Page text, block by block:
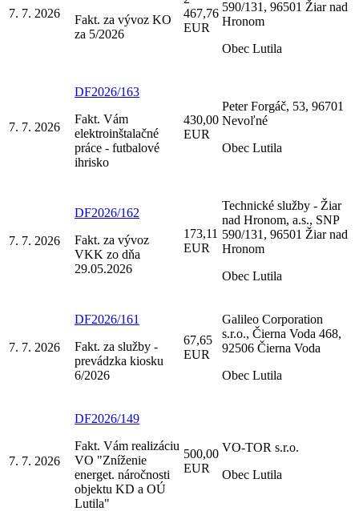
7. 7. 2026
Fakt. za vývoz KO
za 5/2026
467,76
EUR
590/131, 96501 Žiar nad
Hronom
Obec Lutila
7. 7. 2026
DF2026/163
Fakt. Vám
elektroinštalačné
práce - futbalové
ihrisko
430,00
EUR
Peter Forgáč, 53, 96701
Nevoľné
Obec Lutila
7. 7. 2026
DF2026/162
Fakt. za vývoz
VKK zo dňa
29.05.2026
173,11
EUR
Technické služby - Žiar
nad Hronom, a.s., SNP
590/131, 96501 Žiar nad
Hronom
Obec Lutila
7. 7. 2026
DF2026/161
Fakt. za služby -
prevádzka kiosku
6/2026
67,65
EUR
Galileo Corporation
s.r.o., Čierna Voda 468,
92506 Čierna Voda
Obec Lutila
7. 7. 2026
DF2026/149
Fakt. Vám realizáciu
VO "Zníženie
energet. náročnosti
objektu KD a OÚ
Lutila"
500,00
EUR
VO-TOR s.r.o.
Obec Lutila